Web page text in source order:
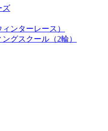
ズ
ンターレース）
グスクール（2輪）